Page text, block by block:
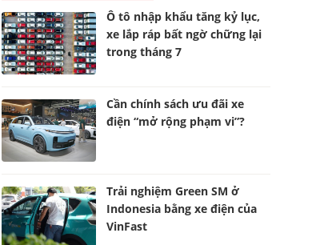
Ô tô nhập khẩu tăng kỷ lục,
xe lắp ráp bất ngờ chững lại
trong tháng 7
Cần chính sách ưu đãi xe
điện “mở rộng phạm vi”?
Trải nghiệm Green SM ở
Indonesia bằng xe điện của
VinFast